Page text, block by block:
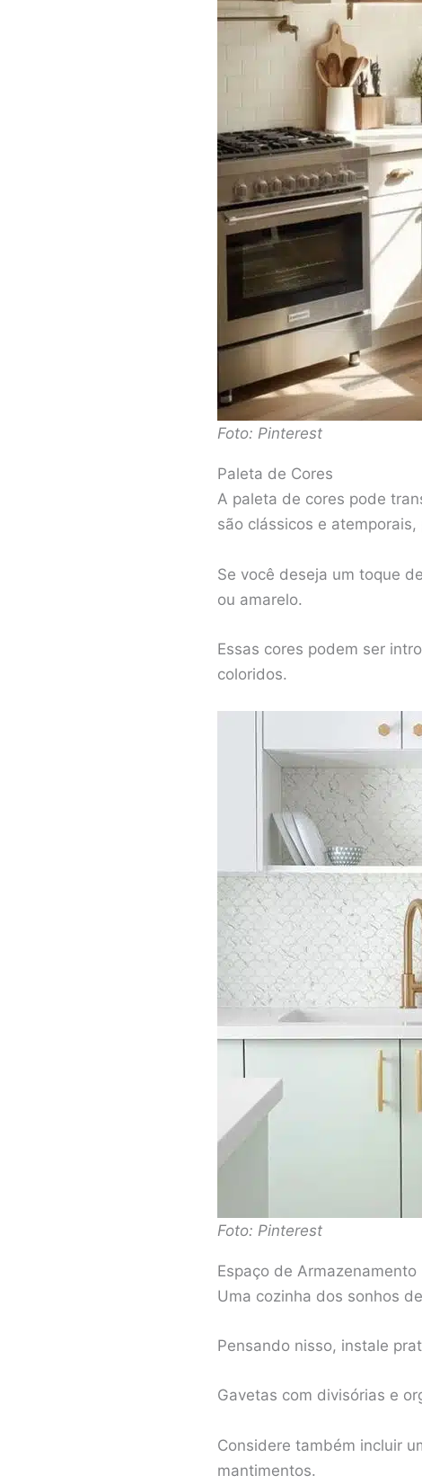
Foto: Pinterest
Paleta de Cores
A paleta de cores pode
são clássicos e
Se você deseja um toque
ou amarelo.
Essas cores podem ser
coloridos.
Foto: Pinterest
Espaço de Armazenamento
Uma cozinha dos sonhos
Pensando nisso, instale
Gavetas com divisórias e
Considere também incluir
mantimentos.